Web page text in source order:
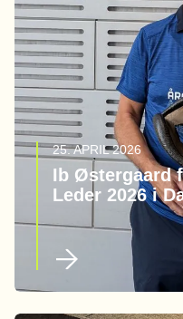
25. APRIL 2026
Ib Østergaard
Leder 2026 i